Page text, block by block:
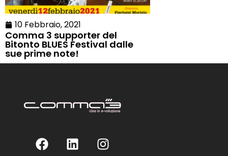
10 Febbraio, 2021
Comma 3 supporter del
Bitonto BLUES Festival dalle
sue prime note!